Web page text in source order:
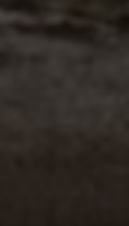
Nyheter